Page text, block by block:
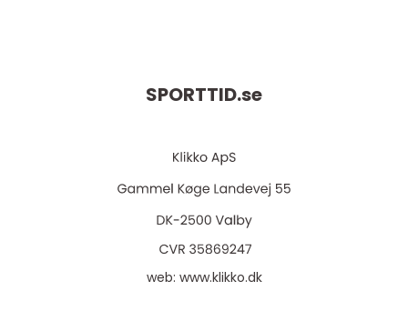
SPORTTID.se
web: www.klikko.dk